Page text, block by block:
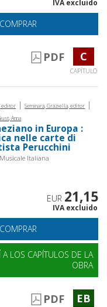
IVA excluido
COMPRAR
PDF C
CAPÍTULO
editor | Seminara, Graziella, editor |
Anna
in Europa :
nelle carte di
Perucchini
Italiana
EUR 21,15
IVA excluido
COMPRAR
LOS CAPÍTULOS DE LA
OBRA
PDF EB